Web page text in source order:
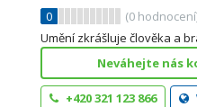
0
(0
Umění zkrášluje člověka a
Neváhejte nás
+420 321 123 866